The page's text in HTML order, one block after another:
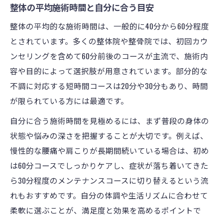
30分整体で得られる満足感と注意点
整体 30分 効果を最大化する受け方
30分整体の満足度と物足りなさの理由
整体 30分コースが向く人とその特徴
整体 施術時間 短い時のデメリット
整体 30分と60分の満足感の違い
理想の整体時間を見極めるポイント
整体 何分がいいか症状別で考える方法
整体の施術時間と効果持続の関係性
整体時間を選ぶ際に押さえたい基準
整体の平均施術時間から理想を見つける
整体 施術時間とライフスタイルの調整
整体の平均施術時間と自分に合う目安
整体の平均的な施術時間は、一般的に40分から60分程度
とされています。多くの整体院や整骨院では、初回カウ
ンセリングを含めて60分前後のコースが主流で、施術内
容や目的によって選択肢が用意されています。部分的な
不調に対応する短時間コースは20分や30分もあり、時間
が限られている方には最適です。
自分に合う施術時間を見極めるには、まず普段の身体の
状態や悩みの深さを把握することが大切です。例えば、
慢性的な腰痛や肩こりが長期間続いている場合は、初め
は60分コースでしっかりケアし、症状が落ち着いてきた
ら30分程度のメンテナンスコースに切り替えるという流
れもおすすめです。自分の体調や生活リズムに合わせて
柔軟に選ぶことが、満足度と効果を高めるポイントで